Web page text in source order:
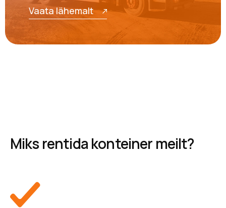
Vaata lähemalt
Miks rentida konteiner meilt?